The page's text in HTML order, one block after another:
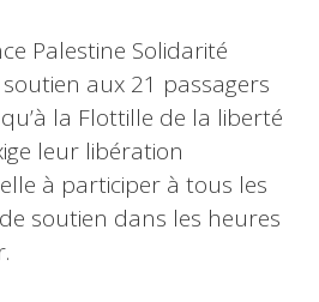
Palestine Solidarité
aux 21 passagers
la Flottille de la liberté
leur libération
à participer à tous les
soutien dans les heures